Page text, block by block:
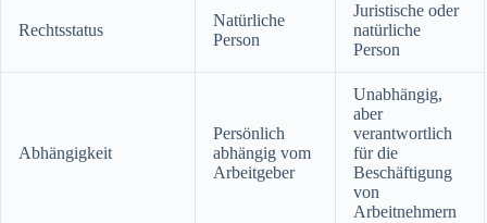
Rechtsstatus
Natürliche
Person
Juristische oder
natürliche
Person
Abhängigkeit
Persönlich
abhängig vom
Arbeitgeber
Unabhängig,
aber
verantwortlich
für die
Beschäftigung
von
Arbeitnehmern